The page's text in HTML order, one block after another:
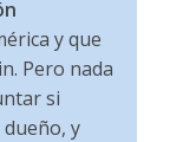
y que
Pero nada
si
y